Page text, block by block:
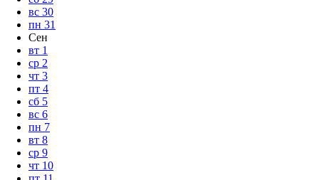
вс 30
пн 31
Сен
вт 1
ср 2
чт 3
пт 4
сб 5
вс 6
пн 7
вт 8
ср 9
чт 10